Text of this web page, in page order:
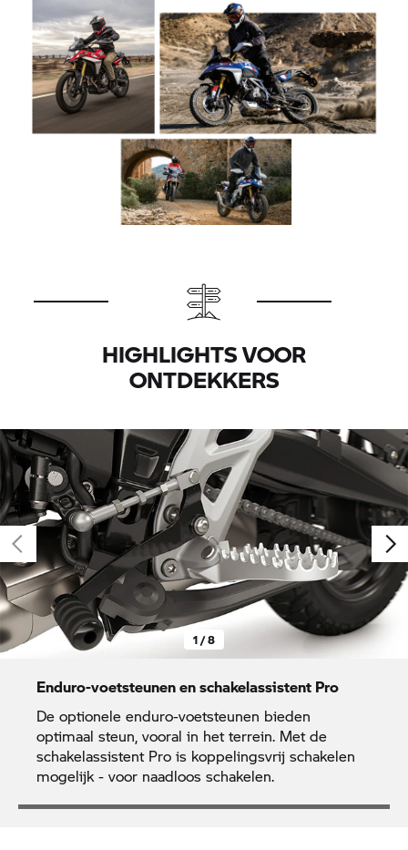
HIGHLIGHTS VOOR
ONTDEKKERS
1 / 8
Enduro-voetsteunen en schakelassistent Pro
De optionele enduro-voetsteunen bieden
optimaal steun, vooral in het terrein. Met de
schakelassistent Pro is koppelingsvrij schakelen
mogelijk - voor naadloos schakelen.